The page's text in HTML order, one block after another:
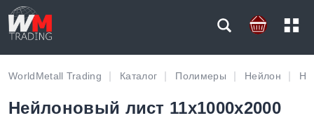
WorldMetall Trading Каталог Полимеры Нейлон
Нейлоновый лист 11х1000х2000